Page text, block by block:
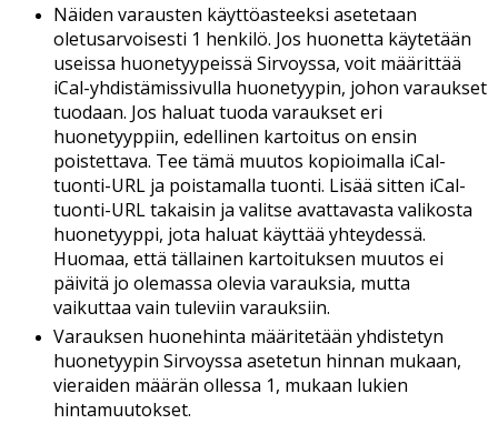
Näiden varausten käyttöasteeksi asetetaan
oletusarvoisesti 1 henkilö. Jos huonetta käytetään
useissa huonetyypeissä Sirvoyssa, voit määrittää
iCal-yhdistämissivulla huonetyypin, johon varaukset
tuodaan. Jos haluattuoda varaukseteri
huonetyyppiin, edellinen kartoitus on ensin
poistettava. Tee tämä muutos kopioimalla iCal-
tuonti-URL ja poistamalla tuonti. Lisää sitten iCal-
tuonti-URLtakaisin ja valitse avattavasta valikosta
huonetyyppi, jota haluat käyttää yhteydessä.
Huomaa, että tällainen kartoituksen muutos ei
päivitä jo olemassa olevia varauksia, mutta
vaikuttaa vain tuleviin varauksiin.
Varauksen huonehinta määritetään yhdistetyn
huonetyypin Sirvoyssa asetetun hinnan mukaan,
vieraiden määrän ollessa 1, mukaan lukien
hintamuutokset.